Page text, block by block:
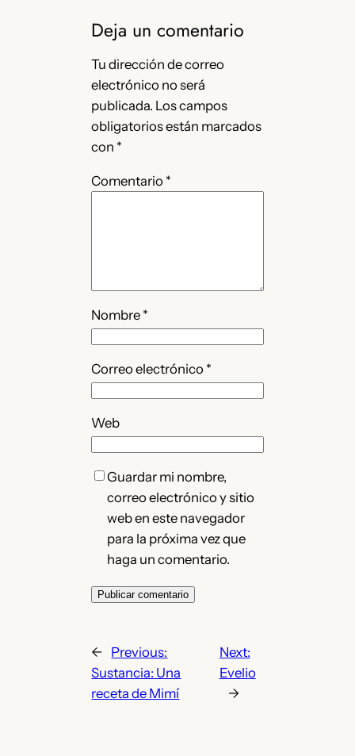
Deja un comentario
Tu dirección de correo
electrónico no será
publicada. Los campos
obligatorios están marcados
con *
Comentario *
Nombre *
Correo electrónico *
Web
Guardar mi nombre,
correo electrónico y sitio
web en este navegador
para la próxima vez que
haga un comentario.
← Previous:
Sustancia: Una
receta de Mimí
Next:
Evelio
→